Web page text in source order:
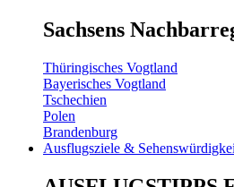
Sachsens
Thüringisches Vogtland
Bayerisches Vogtland
Tschechien
Polen
Brandenburg
Ausflugsziele &